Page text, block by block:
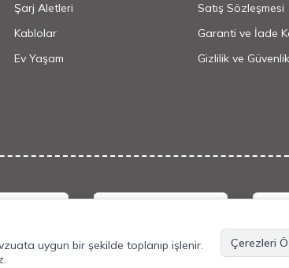
Şarj Aletleri
Kablolar
Ev Yaşam
Satış Sözleşmesi
Garanti ve İade
Gizlilik ve Güvenlik
uygun bir şekilde toplanıp işlenir.
Çerezleri